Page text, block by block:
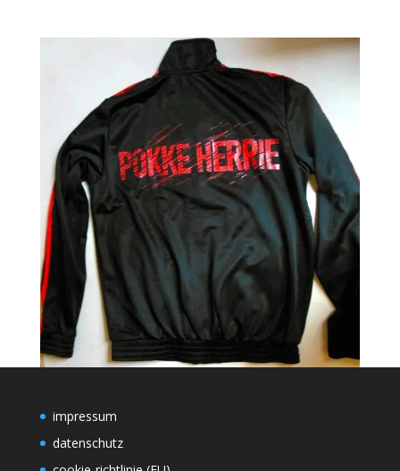
impressum
datenschutz